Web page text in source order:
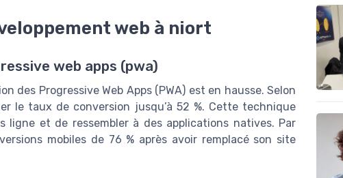
web à niort
web apps (pwa)
des Progressive Web Apps (PWA) est en hausse. Selon
le taux de conversion jusqu’à 52 %. Cette technique
et de ressembler à des applications natives. Par
mobiles de 76 % après avoir remplacé son site